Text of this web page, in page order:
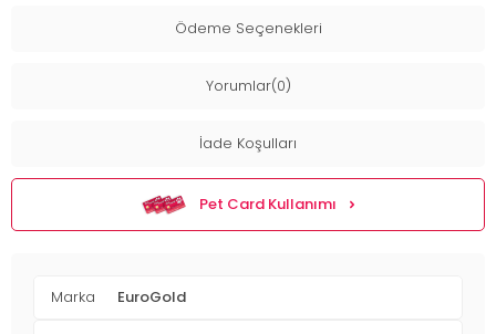
Ödeme Seçenekleri
Yorumlar(0)
İade Koşulları
Pet Card Kullanımı
Marka EuroGold